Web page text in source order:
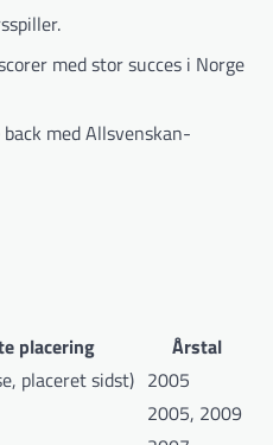
med stor succes i Norge
med Allsvenskan-
placering
Årstal
placeret sidst) 2005
2005, 2009